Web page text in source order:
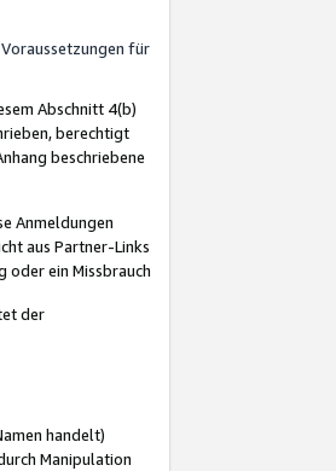
Voraussetzungen für
Abschnitt 4(b)
berechtigt
beschriebene
Anmeldungen
aus Partner-Links
oder ein Missbrauch
der
handelt)
Manipulation